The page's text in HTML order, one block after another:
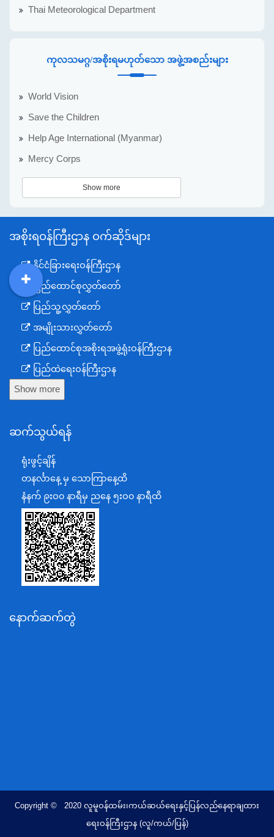
Thai Meteorological Department
ကုလသမဂ္ဂ/အစိုးရမဟုတ်သော အဖွဲ့အစည်းများ
World Vision
Save the Children
Help Age International (Myanmar)
Mercy Corps
Show more
အစိုးရဝန်ကြီးဌာန ဝက်ဆိုဒ်များ
နိုင်ငံခြားရေးဝန်ကြီးဌာန
ပြည်ထောင်စုလွှတ်တော်
ပြည်သူ့လွှတ်တော်
အမျိုးသားလွှတ်တော်
ပြည်ထောင်စုအစိုးရအဖွဲ့ရုံးဝန်ကြီးဌာန
ပြည်ထဲရေးဝန်ကြီးဌာန
ကာကွယ်ရေးဝန်ကြီးဌာန
စီမံကိန်း၊ဘဏ္ဍာရေးနှင့်စက်မှုဝန်ကြီးဌာန
အပြည်ပြည်ဆိုင်ရာပူးပေါင်းဆောင်ရွက်ရေးဝန်ကြီးဌာန
ပြန်ကြားရေးဝန်ကြီးဌာန
သာသနာရေးနှင့် ယဉ်ကျေးမှုဝန်ကြီးဌာန
စိုက်ပျိုးရေး၊မွေးမြူရေးနှင့်ဆည်မြောင်းဝန်ကြီးဌာန
ပို့ဆောင်ရေးနှင့်ဆက်သွယ်ရေးဝန်ကြီးဌာန
သယံဇာတနှင့်ပတ်ဝန်းကျင်ထိန်းသိမ်းရေးဝန်ကြီးဌာန
အလုပ်သမား၊လူဝင်မှုကြီးကြပ်ရေးနှင့်ပြည်သူ့အင်အား
တိုင်းရင်းသားလူမျိုးရေးရာဝန်ကြီးဌာန
ပြည်ထောင်စုရာထူးဝန်အဖွဲ့ရုံး
Show more
ဆက်သွယ်ရန်
ရုံးဖွင့်ချိန်
တနင်္လာနေ့ မှ သောကြာနေ့ထိ
နံနက် ၉းဝ၀ နာရီမှ ညနေ ၅းဝ၀ နာရီထိ
နောက်ဆက်တွဲ
Copyright © 2020 လူမူဝန်ထမ်း၊ကယ်ဆယ်ရေးနှင့်ပြန်လည်နေရာချထား
ရေးဝန်ကြီးဌာန (လူ/ကယ်/ပြန်)
DDM